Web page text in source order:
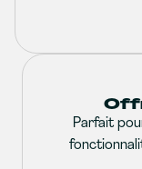
Parfait